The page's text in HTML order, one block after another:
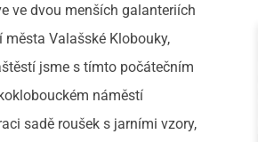
ve dvou menších galanteriích
Valašské Klobouky,
jsme s tímto počátečním
náměstí
sadě roušek s jarními vzory,